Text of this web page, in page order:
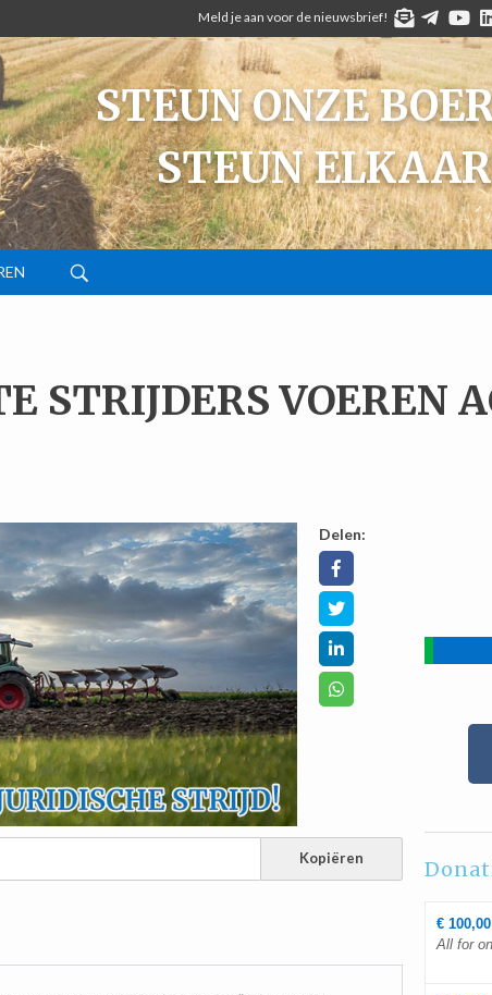
Meld je aan voor de nieuwsbrief! TELEGRAM
STEUN ONZE
STEUN
STRIJDERS VOEREN
Delen:
Kopiëren
€ 100,00
All for